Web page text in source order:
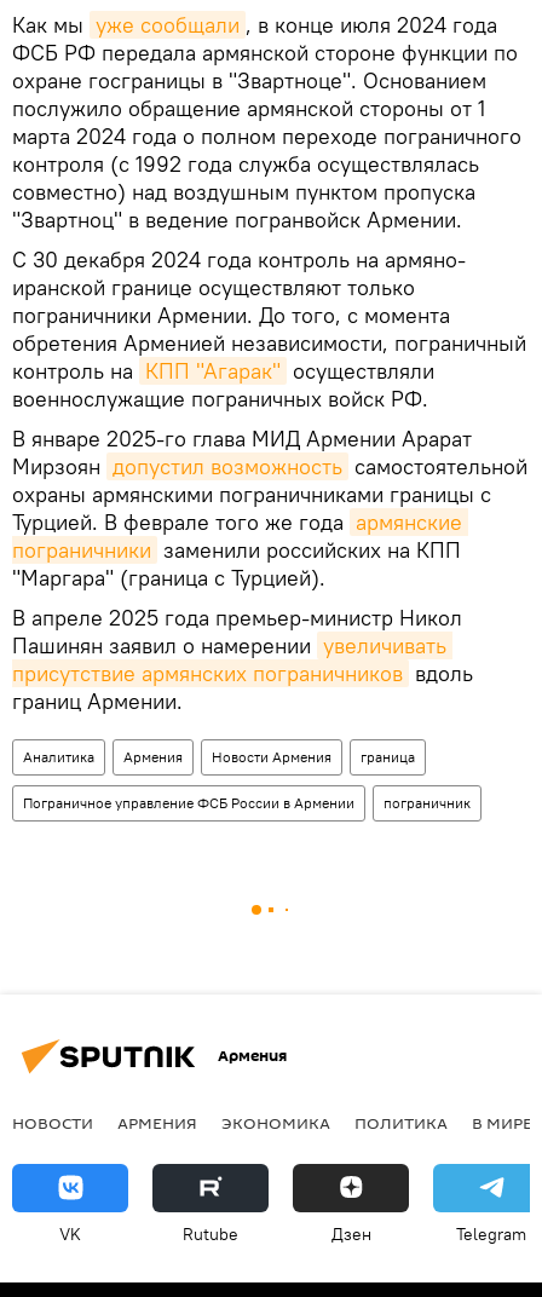
Как мы уже сообщали , в конце июля 2024 года
ФСБ РФ передала армянской стороне функции по
охране госграницы в "Звартноце". Основанием
послужило обращение армянской стороны от 1
марта 2024 года о полном переходе пограничного
контроля (с 1992 года служба осуществлялась
совместно) над воздушным пунктом пропуска
"Звартноц" в ведение погранвойск Армении.
С 30 декабря 2024 года контроль на армяно-
иранской границе осуществляют только
пограничники Армении. До того, с момента
обретения Арменией независимости, пограничный
контроль на КПП "Агарак" осуществляли
военнослужащие пограничных войск РФ.
В январе 2025-го глава МИД Армении Арарат
Мирзоян допустил возможность самостоятельной
охраны армянскими пограничниками границы с
Турцией. В феврале того же года армянские
пограничники заменили российских на КПП
"Маргара" (граница с Турцией).
В апреле 2025 года премьер-министр Никол
Пашинян заявил о намерении увеличивать
присутствие армянских пограничников вдоль
границ Армении.
Аналитика Армения Новости Армения граница
Пограничное управление ФСБ России в Армении пограничник
Армения
НОВОСТИ АРМЕНИЯ ЭКОНОМИКА ПОЛИТИКА В МИРЕ
VK Rutube Дзен Telegram